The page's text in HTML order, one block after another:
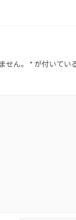
せん。 * が付いてい